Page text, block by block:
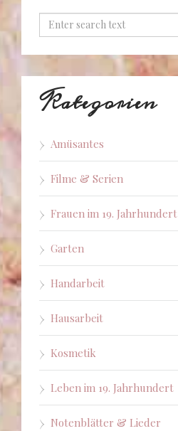
Kategorien
Amüsantes
Filme & Serien
Frauen im 19. Jahrhundert
Garten
Handarbeit
Hausarbeit
Kosmetik
Leben im 19. Jahrhundert
Notenblätter & Lieder